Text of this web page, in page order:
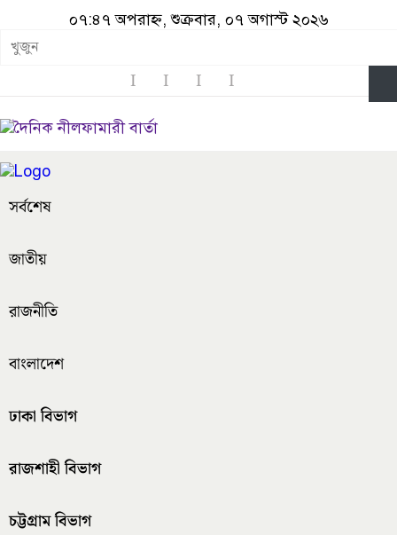
০৭:৪৭ অপরাহ্ন, শুক্রবার, ০৭ অগাস্ট ২০২৬
সর্বশেষ
জাতীয়
রাজনীতি
বাংলাদেশ
ঢাকা বিভাগ
রাজশাহী বিভাগ
চট্টগ্রাম বিভাগ